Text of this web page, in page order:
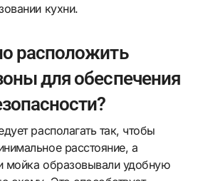
кухни.
расположить
для обеспечения
располагать так, чтобы
расстояние, а
мойка образовывали удобную